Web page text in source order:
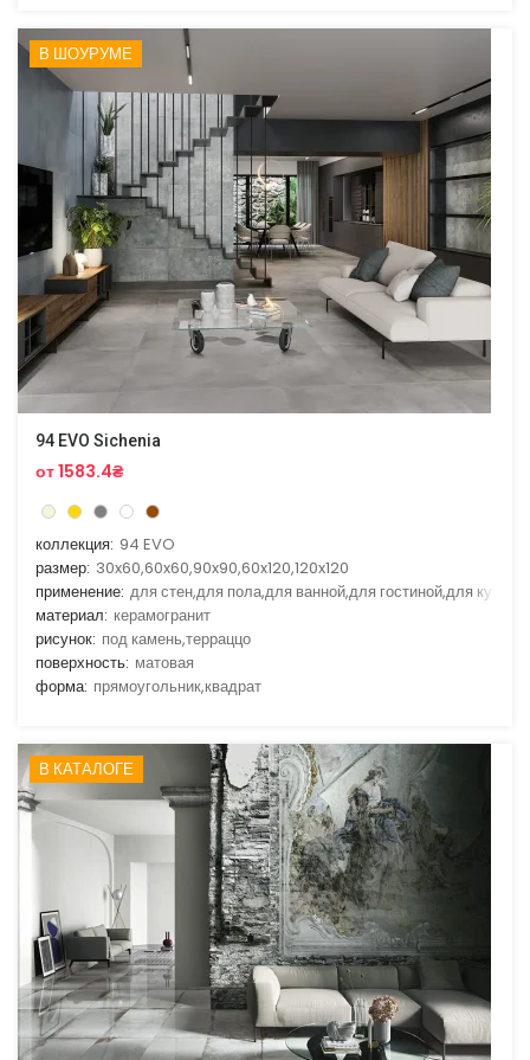
В ШОУРУМЕ
94 EVO Sichenia
от 1583.4₴
коллекция: 94 EVO
размер: 30x60,60x60,90x90,60x120,120x120
применение: для стен,для пола,для ванной,для гостиной,для кухни
материал: керамогранит
рисунок: под камень,терраццо
поверхность: матовая
форма: прямоугольник,квадрат
В КАТАЛОГЕ